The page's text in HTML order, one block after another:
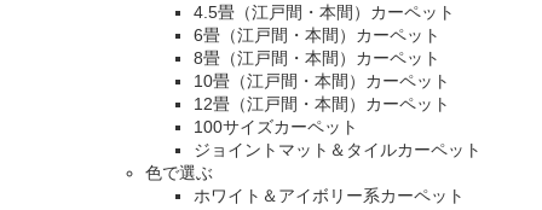
4.5畳（江戸間・本間）カーペット
6畳（江戸間・本間）カーペット
8畳（江戸間・本間）カーペット
10畳（江戸間・本間）カーペット
12畳（江戸間・本間）カーペット
100サイズカーペット
ジョイントマット＆タイルカーペット
色で選ぶ
ホワイト＆アイボリー系カーペット